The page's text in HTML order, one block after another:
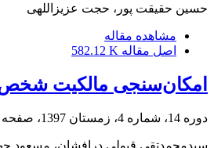
حسین حقیقت پور، حجت عزیزاللهی
مشاهده مقاله
اصل مقاله 582.12 K
امکان‌سنجی مالکیت شخص
دوره 14، شماره 4، زمستان 1397، صفحه